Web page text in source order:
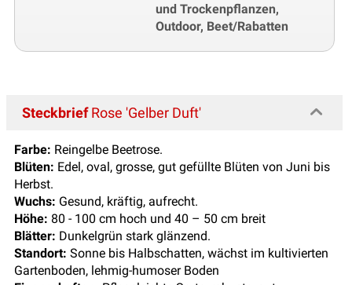
und Trockenpflanzen,
Outdoor, Beet/Rabatten
SteckbriefRose 'Gelber Duft'
Farbe: Reingelbe Beetrose.
Blüten: Edel, oval, grosse, gut gefüllte Blüten von Juni bis
Herbst.
Wuchs: Gesund, kräftig, aufrecht.
Höhe: 80 - 100 cm hoch und 40 – 50 cm breit
Blätter: Dunkelgrün stark glänzend.
Standort: Sonne bis Halbschatten, wächst im kultivierten
Gartenboden, lehmig-humoser Boden